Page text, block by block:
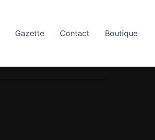
Gazette Contact Boutique